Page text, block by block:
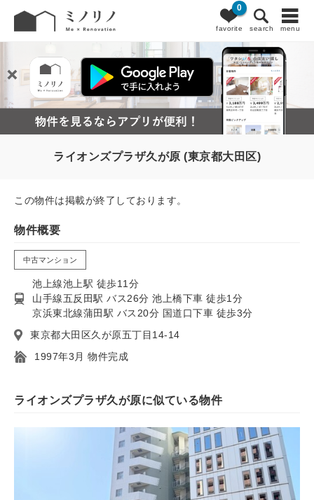
favorite
0
search menu
ライオンズプラザ久が原 (東京都大田区)
この物件は掲載が終了しております。
物件概要
中古マンション
池上線池上駅 徒歩11分
山手線五反田駅 バス26分 池上橋下車 徒歩1分
京浜東北線蒲田駅 バス20分 国道口下車 徒歩3分
東京都大田区久が原五丁目14-14
1997年3月 物件完成
ライオンズプラザ久が原に似ている物件